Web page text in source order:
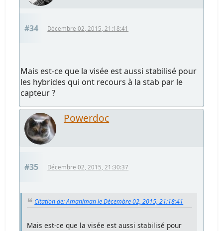
#34 Décembre 02, 2015, 21:18:41
Mais est-ce que la visée est aussi stabilisé pour
les hybrides qui ont recours à la stab par le
capteur ?
Powerdoc
#35 Décembre 02, 2015, 21:30:37
Citation de: Amaniman le Décembre 02, 2015, 21:18:41
Mais est-ce que la visée est aussi stabilisé pour